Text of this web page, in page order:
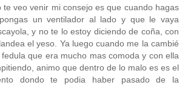
te veo venir mi consejo es que cuando hagas
un ventilador al lado y que le vaya
y no te lo estoy diciendo de coña, con
el yeso. Ya luego cuando me la cambié
que era mucho mas comoda y con ella
animo que dentro de lo malo es es el
dondo te podia haber pasado de la